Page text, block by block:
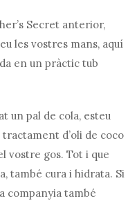
Secret anterior,
les vostres mans, aquí
en un pràctic tub
un pal de cola, esteu
d’oli de coco
vostre gos. Tot i que
també cura i hidrata. Si
companyia també